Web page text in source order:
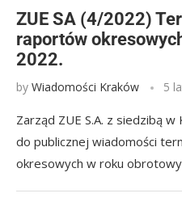
ZUE SA (4/2022)
raportów
2022.
by Wiadomości Kraków 5
Zarząd ZUE S.A. z siedzibą
do publicznej wiadomości
okresowych w roku